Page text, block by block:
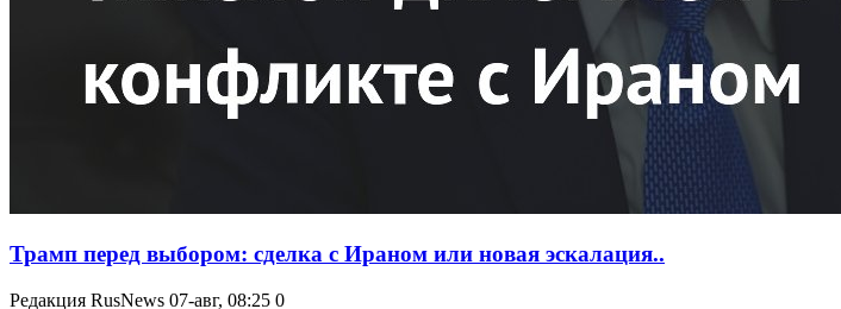
Трамп перед выбором: сделка с Ираном или новая эскалация..
Редакция RusNews 07-авг, 08:25 0